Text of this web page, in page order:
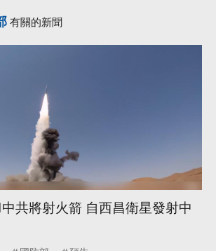
有關的新聞
共將射火箭 自西昌衛星發射中